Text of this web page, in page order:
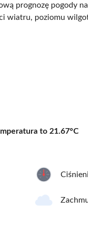
prognozę pogody
wiatru, poziomu
to 21.67°C